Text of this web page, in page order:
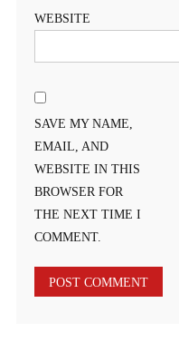
WEBSITE
SAVE MY NAME,
EMAIL, AND
WEBSITE IN THIS
BROWSER FOR
THE NEXT TIME I
COMMENT.